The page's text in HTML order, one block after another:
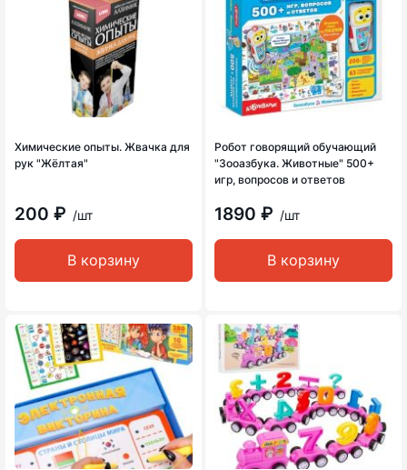
Химические опыты. Жвачка для
рук "Жёлтая"
200 ₽ /шт
В корзину
Робот говорящий обучающий
"Зооазбука. Животные" 500+
игр, вопросов и ответов
1890 ₽ /шт
В корзину